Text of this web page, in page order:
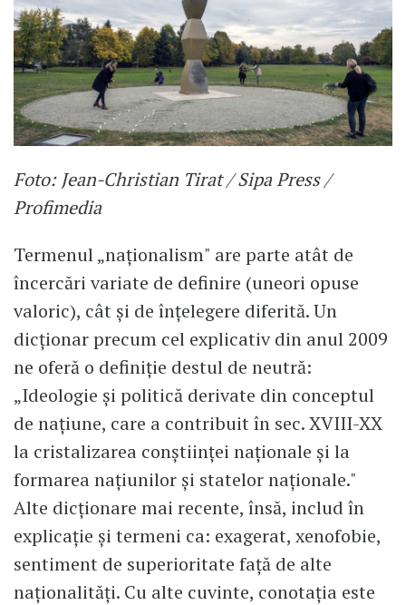
Foto: Jean-Christian Tirat / Sipa Press /
Profimedia
Termenul „naționalism" are parte atât de
încercări variate de definire (uneori opuse
valoric), cât și de înțelegere diferită. Un
dicționar precum cel explicativ din anul 2009
ne oferă o definiție destul de neutră:
„Ideologie și politică derivate din conceptul
de națiune, care a contribuit în sec. XVIII-XX
la cristalizarea conștiinței naționale și la
formarea națiunilor și statelor naționale."
Alte dicționare mai recente, însă, includ în
explicație și termeni ca: exagerat, xenofobie,
sentiment de superioritate față de alte
naționalități. Cu alte cuvinte, conotația este